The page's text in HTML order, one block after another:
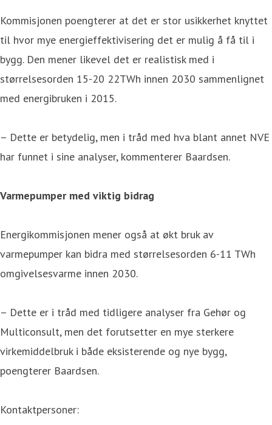
Kommisjonen poengterer at det er stor usikkerhet knyttet
til hvor mye energieffektivisering det er mulig å få til i
bygg. Den mener likevel det er realistisk med i
størrelsesorden 15-20 22TWh innen 2030 sammenlignet
med energibruken i 2015.
– Dette er betydelig, men i tråd med hva blant annet NVE
har funnet i sine analyser, kommenterer Baardsen.
Varmepumper med viktig bidrag
Energikommisjonen mener også at økt bruk av
varmepumper kan bidra med størrelsesorden 6-11 TWh
omgivelsesvarme innen 2030.
– Dette er i tråd med tidligere analyser fra Gehør og
Multiconsult, men det forutsetter en mye sterkere
virkemiddelbruk i både eksisterende og nye bygg,
poengterer Baardsen.
Kontaktpersoner: